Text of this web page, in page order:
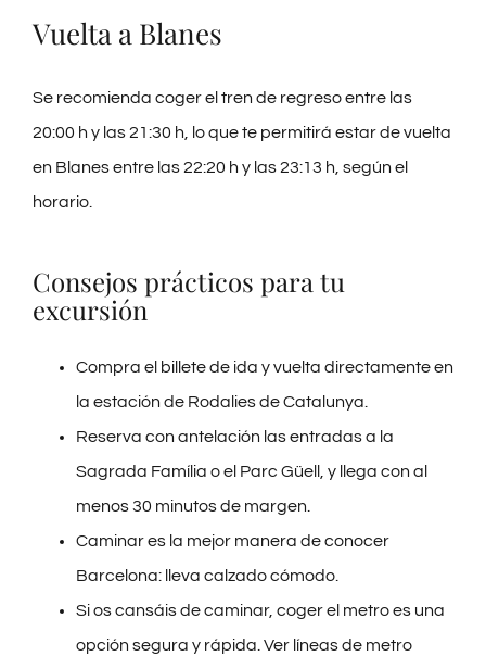
Vuelta a Blanes
Se recomienda coger el tren de regreso entre las
20:00 h y las 21:30 h, lo que te permitirá estar de vuelta
en Blanes entre las 22:20 h y las 23:13 h, según el
horario.
Consejos prácticos para tu
excursión
Compra el billete de ida y vuelta directamente en
la estación de Rodalies de Catalunya.
Reserva con antelación las entradas a la
Sagrada Família o el Parc Güell, y llega con al
menos 30 minutos de margen.
Caminar es la mejor manera de conocer
Barcelona: lleva calzado cómodo.
Si os cansáis de caminar, coger el metro es una
opción segura y rápida. Ver líneas de metro